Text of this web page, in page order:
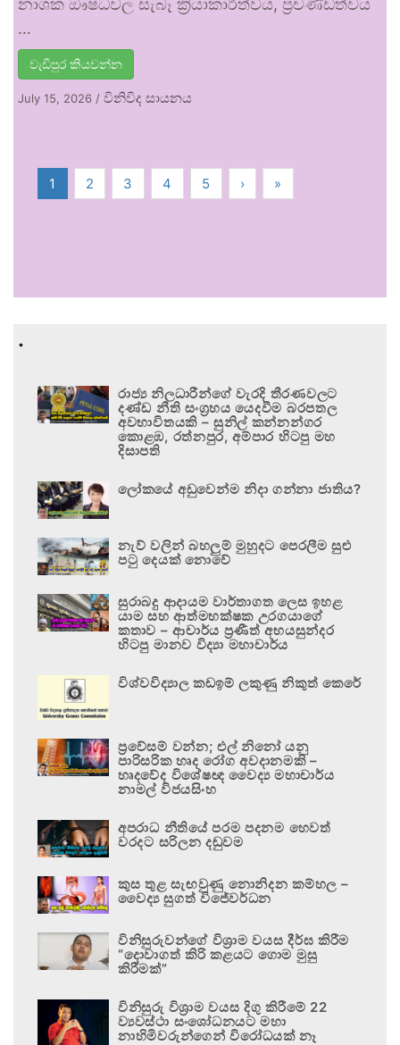
නාශක ඖෂධවල සැබෑ ක්‍රියාකාරීත්වය, ප්‍රචණ්ඩත්වය
…
වැඩිපුර කියවන්න
July 15, 2026 / විනිවිද සායනය
1 2 3 4 5 › »
.
රාජ්‍ය නිලධාරීන්ගේ වැරදි තීරණවලට
දණ්ඩ නීති සංග්‍රහය යෙදවීම බරපතල
අවභාවිතයකි – සුනිල් කන්නන්ගර
කොළඹ, රත්නපුර, අම්පාර හිටපු මහ
දිසාපති
ලෝකයේ අඩුවෙන්ම නිදා ගන්නා ජාතිය?
නැව් වලින් බහලුම් මුහුදට පෙරලීම සුළු
පටු දෙයක් නොවේ
සුරාබදු ආදායම වාර්තාගත ලෙස ඉහළ
යාම සහ ආත්මභක්ෂක උරගයාගේ
කතාව – ආචාර්ය ප්‍රණීත් අභයසුන්දර
හිටපු මානව විද්‍යා මහාචාර්ය
විශ්වවිද්‍යාල කඩඉම් ලකුණු නිකුත් කෙරේ
ප්‍රවේසම් වන්න; එල් නිනෝ යනු
පාරිසරික හෘද රෝග අවදානමකි –
හෘදවේද විශේෂඥ වෛද්‍ය මහාචාර්ය
නාමල් විජයසිංහ
අපරාධ නීතියේ පරම පදනම හෙවත්
වරදට සරිලන දඬුවම
කුස තුළ සැඟවුණු නොනිදන කම්හල –
වෛද්‍ය සුගත් විජේවර්ධන
විනිසුරුවන්ගේ විශ්‍රාම වයස දීර්ඝ කිරීම
“දොවාගත් කිරි කළයට ගොම මුසු
කිරීමක්”
විනිසුරු විශ්‍රාම වයස දිගු කිරීමේ 22
ව්‍යවස්ථා සංශෝධනයට මහා
නාහිමිවරුන්ගෙන් විරෝධයක් නෑ